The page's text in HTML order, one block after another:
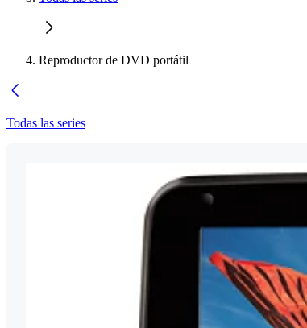
Reproductor de DVD portátil
Todas las series